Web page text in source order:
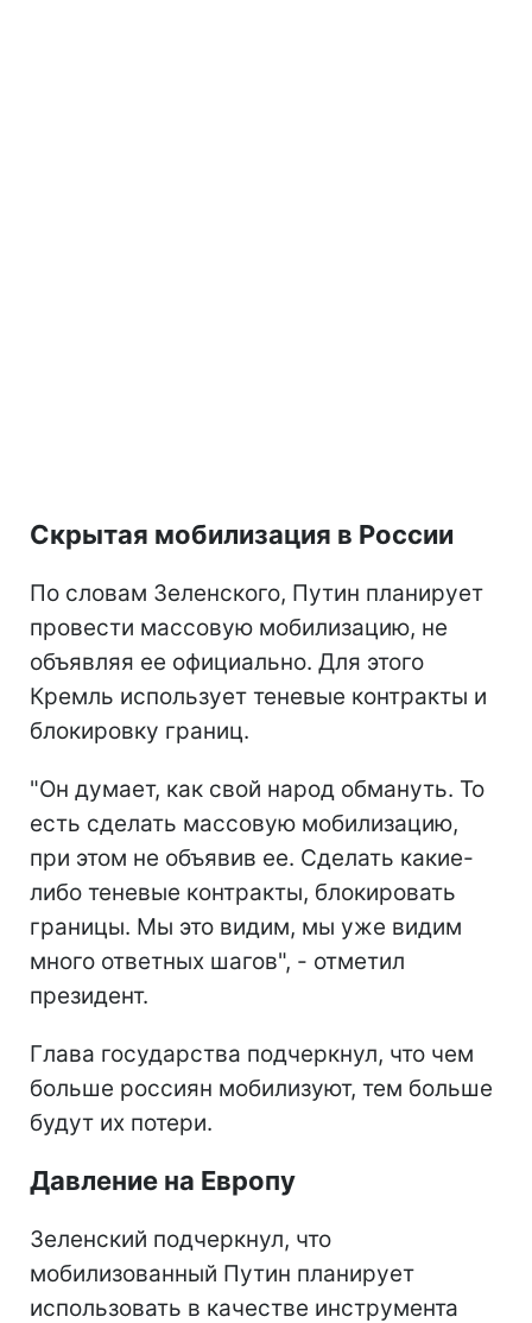
Скрытая мобилизация в России
По словам Зеленского, Путин планирует
провести массовую мобилизацию, не
объявляя ее официально. Для этого
Кремль использует теневые контракты и
блокировку границ.
"Он думает, как свой народ обмануть. То
есть сделать массовую мобилизацию,
при этом не объявив ее. Сделать какие-
либо теневые контракты, блокировать
границы. Мы это видим, мы уже видим
много ответных шагов", - отметил
президент.
Глава государства подчеркнул, что чем
больше россиян мобилизуют, тем больше
будут их потери.
Давление на Европу
Зеленский подчеркнул, что
мобилизованный Путин планирует
использовать в качестве инструмента